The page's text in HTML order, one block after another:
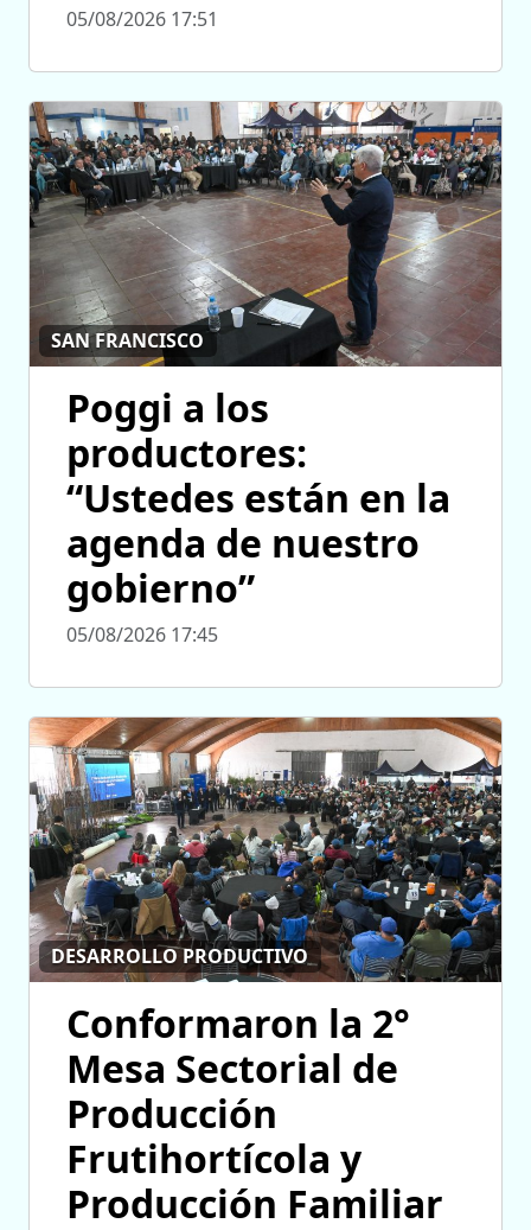
05/08/2026 17:51
SAN FRANCISCO
Poggi a los
productores:
“Ustedes están en la
agenda de nuestro
gobierno”
05/08/2026 17:45
DESARROLLO PRODUCTIVO
Conformaron la 2°
Mesa Sectorial de
Producción
Frutihortícola y
Producción Familiar